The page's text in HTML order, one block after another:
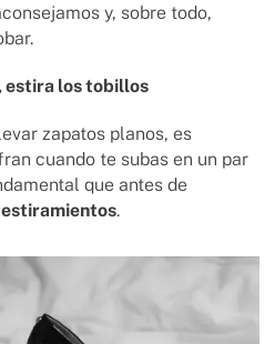
y, sobre todo,
estira los tobillos
zapatos planos, es
cuando te subas en un par
que antes de
estiramientos.